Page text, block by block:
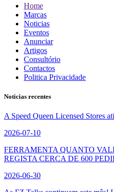
Home
Marcas
Noticias
Eventos
Anunciar
Artigos
Consultório
Contactos
Politica Privacidade
Noticias recentes
A Speed Queen Licensed Stores
2026-07-10
FERRAMENTA QUANTO
REGISTA CERCA DE 600
2026-06-30